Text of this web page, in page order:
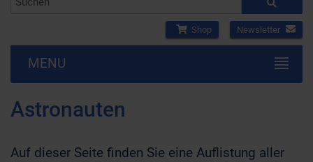
Shop Newsletter
MENU
Astronauten
Auf dieser Seite finden Sie eine Auflistung aller